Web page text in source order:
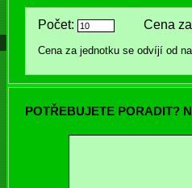
Počet: Cena za
Cena za jednotku se odvíjí od
POTŘEBUJETE PORADIT?